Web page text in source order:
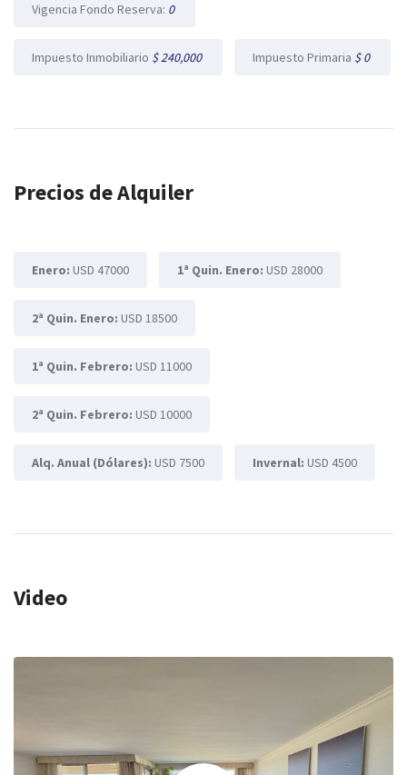
Vigencia Fondo Reserva: 0
Impuesto Inmobiliario $ 240,000 Impuesto Primaria $ 0
Precios de Alquiler
Enero: USD 47000 1ª Quin. Enero: USD 28000
2ª Quin. Enero: USD 18500
1ª Quin. Febrero: USD 11000
2ª Quin. Febrero: USD 10000
Alq. Anual (Dólares): USD 7500 Invernal: USD 4500
Video